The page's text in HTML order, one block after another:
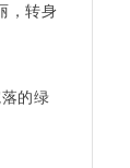
，转身
的绿